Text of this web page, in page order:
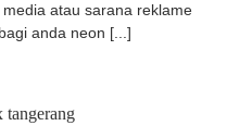
atau sarana reklame
anda neon [...]